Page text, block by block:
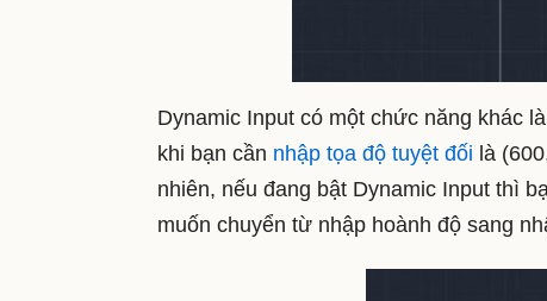
Dynamic Input có một chức năng khác
khi bạn cần nhập tọa độ tuyệt đối là
nhiên, nếu đang bật Dynamic Input thì
muốn chuyển từ nhập hoành độ sang